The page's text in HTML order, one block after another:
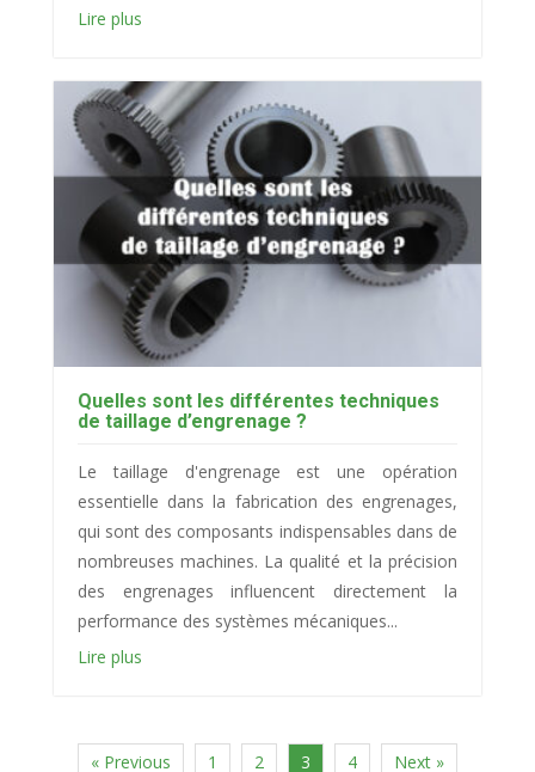
Lire plus
Quelles sont les différentes techniques
de taillage d’engrenage ?
Le taillage d'engrenage est une opération
essentielle dans la fabrication des engrenages,
qui sont des composants indispensables dans de
nombreuses machines. La qualité et la précision
des engrenages influencent directement la
performance des systèmes mécaniques...
Lire plus
« Previous 1 2 3 4 Next »